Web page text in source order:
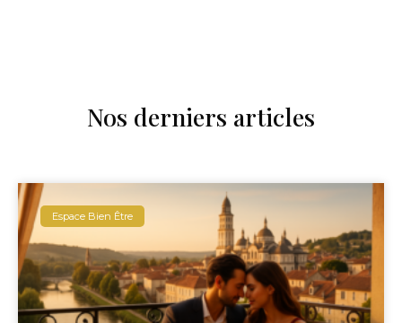
Nos derniers articles
Espace Bien Être